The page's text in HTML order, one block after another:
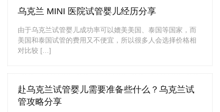
乌克兰 MINI 医院试管婴儿经历分享
由于乌克兰试管婴儿成功率可以媲美美国、泰国等国家，而
美国和泰国试管的费用又不便宜，所以很多人会选择价格相
对比较 […]
赴乌克兰试管婴儿需要准备些什么？乌克兰试
管攻略分享